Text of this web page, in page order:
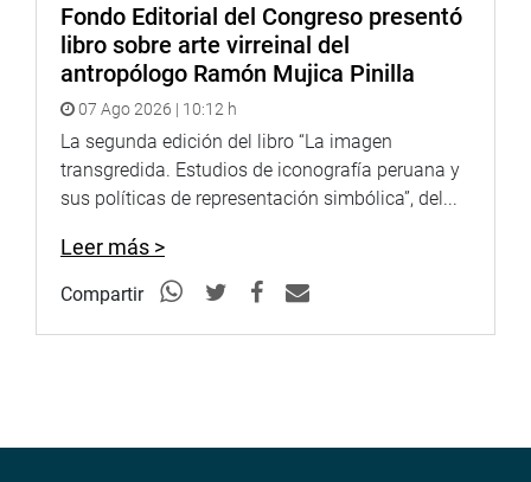
Fondo Editorial del Congreso presentó
libro sobre arte virreinal del
antropólogo Ramón Mujica Pinilla
07 Ago 2026 | 10:12 h
La segunda edición del libro “La imagen
transgredida. Estudios de iconografía peruana y
sus políticas de representación simbólica”, del...
Leer más >
Compartir